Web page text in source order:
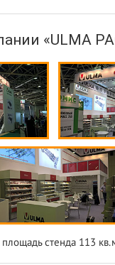
«ULMA
стенда 113